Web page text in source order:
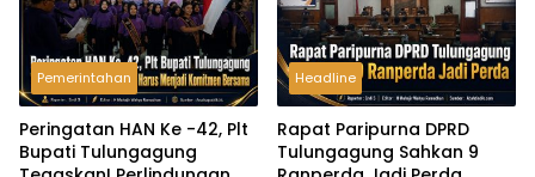
Pemerintahan
Peringatan HAN Ke -42, Plt
Bupati Tulungagung
Headline
Rapat Paripurna DPRD
Tulungagung Sahkan 9